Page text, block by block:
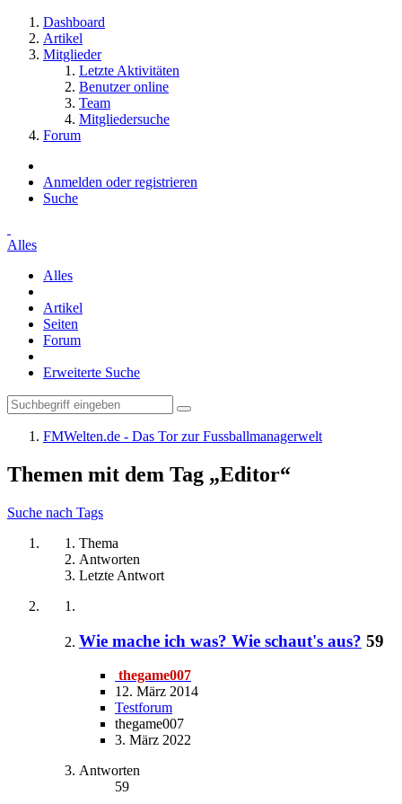
Dashboard
Artikel
Mitglieder
Letzte Aktivitäten
Benutzer online
Team
Mitgliedersuche
Forum
Anmelden oder registrieren
Suche
Alles
Alles
Artikel
Seiten
Forum
Erweiterte Suche
FMWelten.de - Das Tor zur Fussballmanagerwelt
Themen mit dem Tag „Editor“
Suche nach Tags
Thema
Antworten
Letzte Antwort
Wie mache ich was? Wie schaut's aus? 59
thegame007
12. März 2014
Testforum
thegame007
3. März 2022
Antworten
59